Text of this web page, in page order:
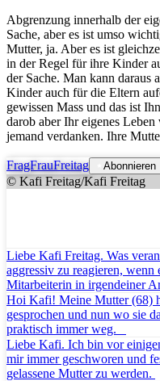
Abgrenzung innerhalb der
Sache, aber es ist umso
Mutter, ja. Aber es ist
in der Regel für ihre Kinder
der Sache. Man kann daraus
Kinder auch für die Eltern
gewissen Mass und das ist
darob aber Ihr eigenes
jemand verdanken. Ihre
FragFrauFreitag Abonnieren
© Kafi Freitag/Kafi Freitag
Liebe Kafi Freitag. Was
aggressiv zu reagieren,
Mitarbeiterin in irgendeiner
Hoi Kafi! Meine Mutter (68)
gesprochen und nun wo sie
praktisch immer weg.
Liebe Kafi. Ich bin vor
mir immer geschworen und
gelassene Mutter zu werden.